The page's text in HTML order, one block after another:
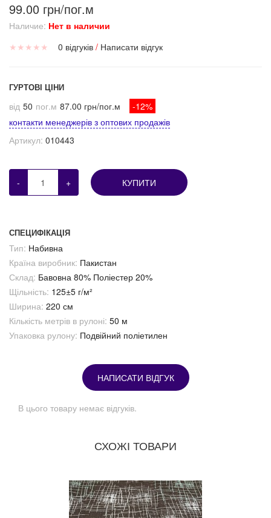
99.00 грн/пог.м
Наличие: Нет в наличии
★ ★ ★ ★ ★ 0 відгуків / Написати відгук
ГУРТОВІ ЦІНИ
від 50 пог.м 87.00 грн/пог.м
-12%
контакти менеджерів з оптових продажів
Артикул: 010443
- + КУПИТИ
СПЕЦИФІКАЦІЯ
Тип: Набивна
Країна виробник: Пакистан
Склад: Бавовна 80% Поліестер 20%
Щільність: 125±5 г/м²
Ширина: 220 см
Кількість метрів в рулоні: 50 м
Упаковка рулону: Подвійний поліетилен
НАПИСАТИ ВІДГУК
В цього товару немає відгуків.
СХОЖІ ТОВАРИ